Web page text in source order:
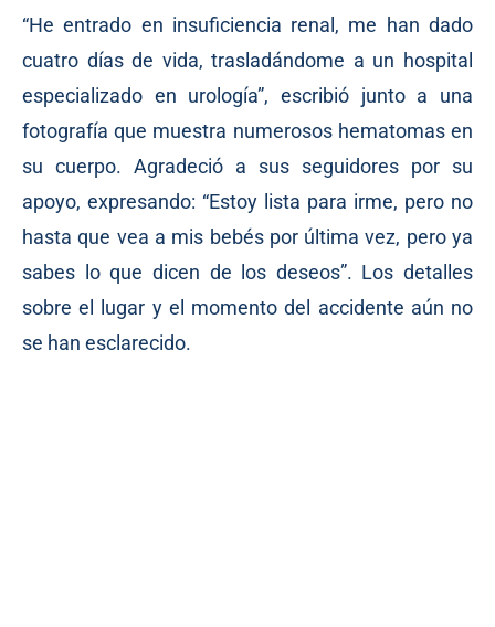
“He entrado en insuficiencia renal, me han dado
cuatro días de vida, trasladándome a un hospital
especializado en urología”, escribió junto a una
fotografía que muestra numerosos hematomas en
su cuerpo. Agradeció a sus seguidores por su
apoyo, expresando: “Estoy lista para irme, pero no
hasta que vea a mis bebés por última vez, pero ya
sabes lo que dicen de los deseos”. Los detalles
sobre el lugar y el momento del accidente aún no
se han esclarecido.